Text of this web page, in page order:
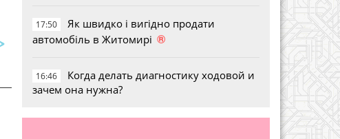
17:50
Як швидко і вигідно продати
автомобіль в Житомирі ®
16:46
Когда делать диагностику ходовой и
зачем она нужна?